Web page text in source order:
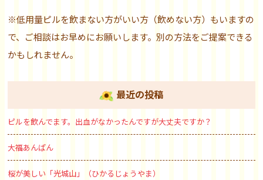
※低用量ピルを飲まない方がいい方（飲めない方）もいますの
で、ご相談はお早めにお願いします。別の方法をご提案できる
かもしれません。
最近の投稿
ピルを飲んでます。出血がなかったんですが大丈夫ですか？
大福あんぱん
桜が美しい「光城山」（ひかるじょうやま）